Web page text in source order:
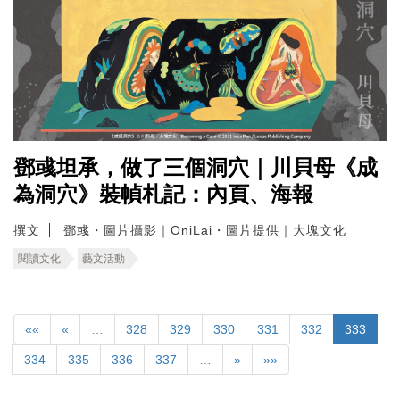
鄧彧坦承，做了三個洞穴｜川貝母《成
為洞穴》裝幀札記：內頁、海報
撰文 鄧彧・圖片攝影｜OniLai・圖片提供｜大塊文化
閱讀文化 藝文活動
«« « 328 329 330 331 332 333
334 335 336 337 » »»